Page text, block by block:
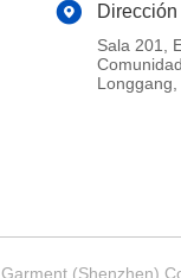
Dirección
Sala 201,
(Shenzhen)